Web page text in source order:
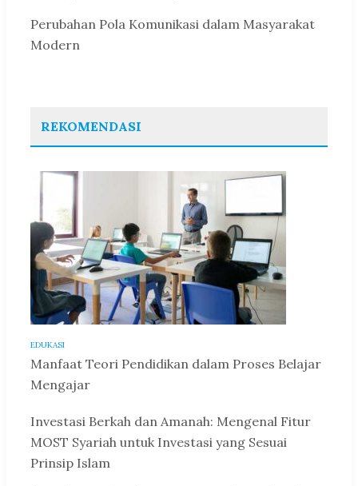
Perubahan Pola Komunikasi dalam Masyarakat
Modern
REKOMENDASI
EDUKASI
Manfaat Teori Pendidikan dalam Proses Belajar
Mengajar
Investasi Berkah dan Amanah: Mengenal Fitur
MOST Syariah untuk Investasi yang Sesuai
Prinsip Islam